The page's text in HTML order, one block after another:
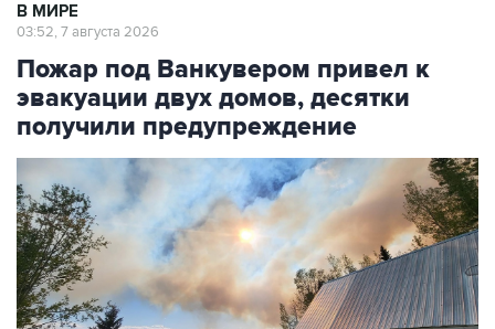
В МИРЕ
03:52, 7 августа 2026
Пожар под Ванкувером привел к
эвакуации двух домов, десятки
получили предупреждение